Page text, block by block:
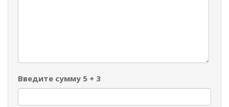
Введите сумму 5 + 3